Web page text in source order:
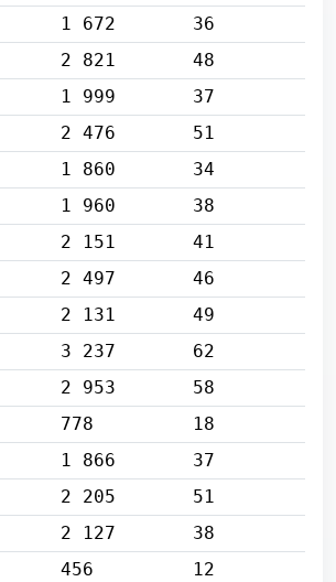
1 672
36
2 821
48
1 999
37
2 476
51
1 860
34
1 960
38
2 151
41
2 497
46
2 131
49
3 237
62
2 953
58
778
18
1 866
37
2 205
51
2 127
38
456
12